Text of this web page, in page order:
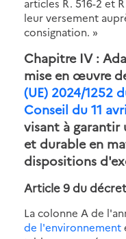
leur versement
consignation. »
Chapitre IV :
mise en œuvre
(UE) 2024/1252
Conseil du 11
visant à garantir
et durable en
dispositions
Article 9 du
La colonne A de
de l'environnement